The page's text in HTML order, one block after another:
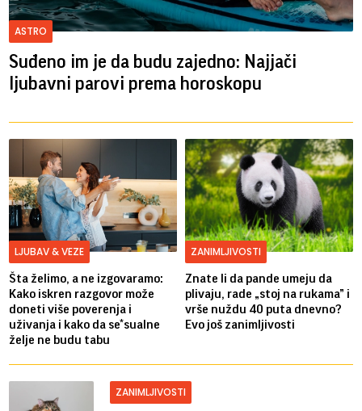
ASTRO
Suđeno im je da budu zajedno: Najjači
ljubavni parovi prema horoskopu
LJUBAV & VEZE
Šta želimo, a ne izgovaramo:
Kako iskren razgovor može
doneti više poverenja i
uživanja i kako da se*sualne
želje ne budu tabu
ZANIMLJIVOSTI
Znate li da pande umeju da
plivaju, rade „stoj na rukama” i
vrše nuždu 40 puta dnevno?
Evo još zanimljivosti
ZANIMLJIVOSTI